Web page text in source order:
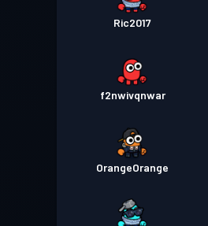
Ric2017
f2nwivqnwar
OrangeOrange